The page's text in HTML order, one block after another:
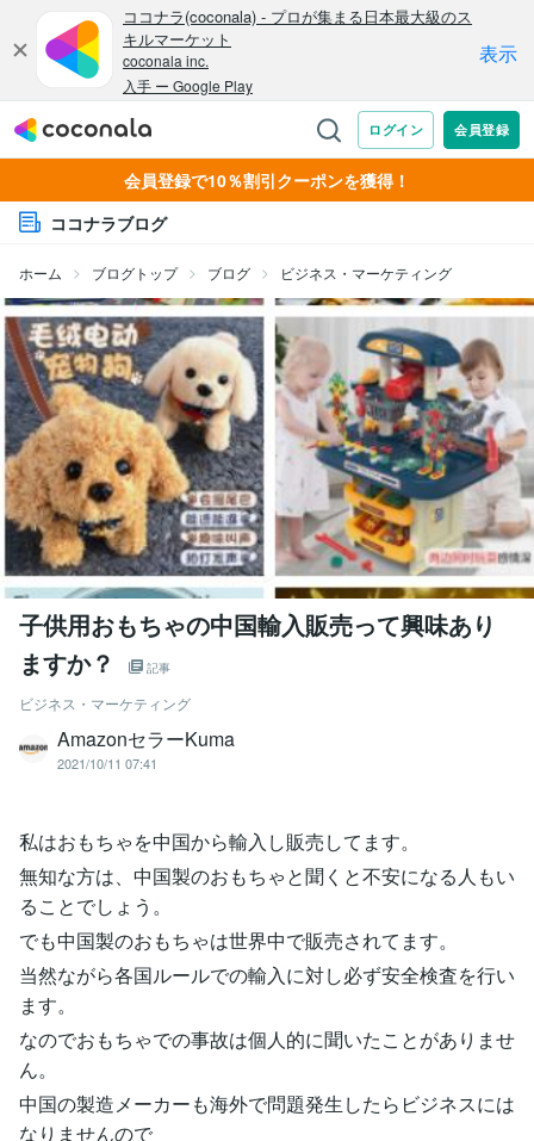
会員登録で10％割引クーポンを獲得！
ココナラブログ
ホーム ブログトップ ブログ ビジネス・マーケティング
子供用おもちゃの中国輸入販売って興味あり
ますか？
記事
ビジネス・マーケティング
AmazonセラーKuma
2021/10/11 07:41
私はおもちゃを中国から輸入し販売してます。
無知な方は、中国製のおもちゃと聞くと不安になる人もい
ることでしょう。
でも中国製のおもちゃは世界中で販売されてます。
当然ながら各国ルールでの輸入に対し必ず安全検査を行い
ます。
なのでおもちゃでの事故は個人的に聞いたことがありませ
ん。
中国の製造メーカーも海外で問題発生したらビジネスには
なりませんので